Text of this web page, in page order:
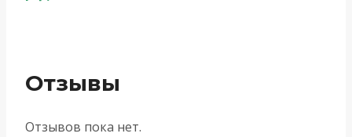
Отзывы
Отзывов пока нет.